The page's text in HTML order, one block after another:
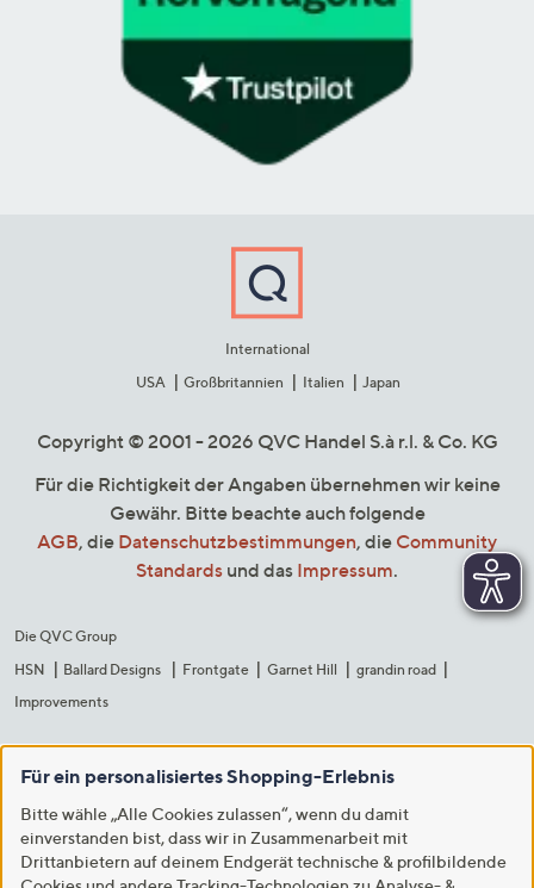
International
USA
Großbritannien Italien Japan
Copyright © 2001 - 2026 QVC Handel S.à r.l. & Co. KG
Für die Richtigkeit der Angaben übernehmen wir keine
Gewähr. Bitte beachte auch folgende
AGB, die Datenschutzbestimmungen, die Community
Standards und das Impressum.
Die QVC Group
HSN
Ballard Designs Frontgate Garnet Hill
grandin road
Improvements
Für ein personalisiertes Shopping-Erlebnis
Bitte wähle „Alle Cookies zulassen“, wenn du damit
einverstanden bist, dass wir in Zusammenarbeit mit
Drittanbietern auf deinem Endgerät technische & profilbildende